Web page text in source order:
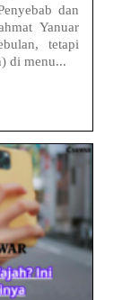
dan
Yanuar
tetapi
di menu...